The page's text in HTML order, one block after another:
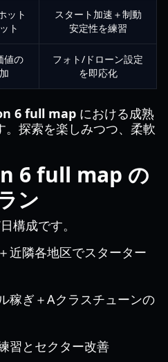
ット
ト
スタート加速＋制動
安定性を練習
値の
フォト/ドローン設定
を即応化
6 full map における成熟
。探索を楽しみつつ、柔軟
6 full map の
ン
構成です。
近隣各地区でスターター
稼ぎ＋Aクラスチューンの
習とセクター改善